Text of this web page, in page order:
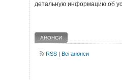
детальную информацию об
АНОНСИ
RSS | Всі анонси